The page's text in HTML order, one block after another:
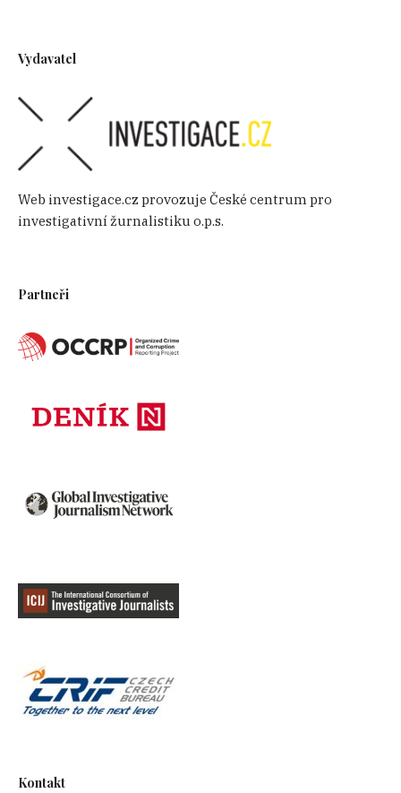
Vydavatel
Web investigace.cz provozuje České centrum pro
investigativní žurnalistiku o.p.s.
Partneři
Kontakt